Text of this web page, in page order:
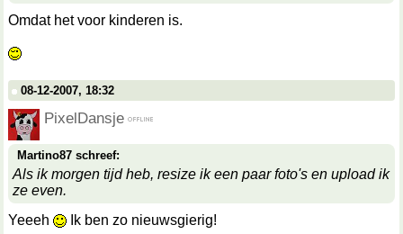
Omdat het voor kinderen is.
08-12-2007, 18:32
PixelDansje
Martino87 schreef:
Als ik morgen tijd heb, resize ik een paar foto's en upload ik
ze even.
Yeeeh
Ik ben zo nieuwsgierig!